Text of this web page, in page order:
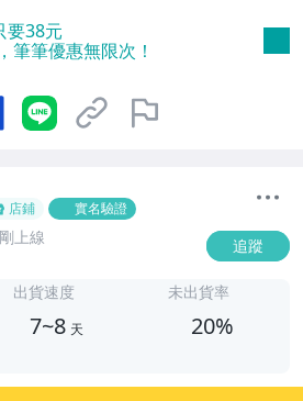
要38元
筆筆優惠無限次！
店鋪 實名驗證
剛上線 追蹤
出貨速度
7~8 天
未出貨率
20%